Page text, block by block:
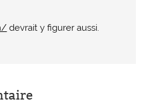
devrait y figurer aussi.